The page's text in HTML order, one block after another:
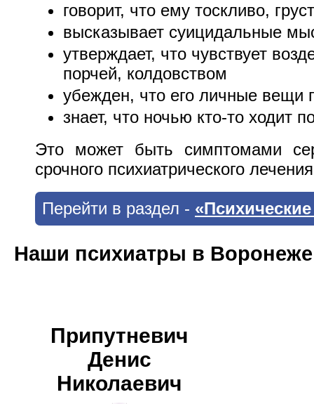
говорит, что ему тоскливо,
высказывает суицидальные
утверждает, что чувствует
порчей, колдовством
убежден, что его личные вещи
знает, что ночью кто-то ходит
Это может быть симптомами
срочного психиатрического
Перейти в раздел -
Наши психиатры в
Припутневич
Денис
Николаевич